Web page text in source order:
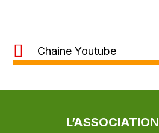
Chaine Youtube
L’ASSOCIATION